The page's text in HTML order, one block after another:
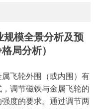
规模全景分析及预
局分析）
飞轮外围（或内围）有
调节磁铁与金属飞轮的
度的要求。通过调节两